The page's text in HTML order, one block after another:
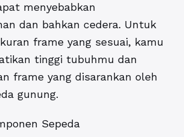
menyebabkan
dan bahkan cedera. Untuk
frame yang sesuai, kamu
tinggi tubuhmu dan
frame yang disarankan oleh
gunung.
Sepeda